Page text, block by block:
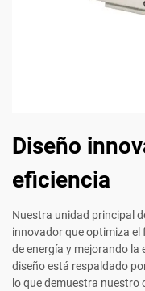
Diseño
eficiencia
Nuestra unidad principal
innovador que optimiza
de energía y mejorando la
diseño está respaldado
lo que demuestra nuestro